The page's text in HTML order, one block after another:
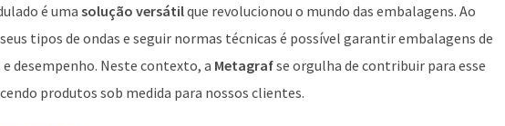
é umasolução versátilque revolucionou o mundo das embalagens. Ao
tipos de ondas e seguir normas técnicas é possível garantir embalagens de
desempenho. Neste contexto, a Metagrafse orgulha de contribuir para esse
produtos sob medida para nossos clientes.